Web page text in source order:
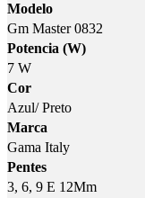
Modelo
Gm Master 0832
Potencia (W)
7 W
Cor
Azul/ Preto
Marca
Gama Italy
Pentes
3, 6, 9 E 12Mm